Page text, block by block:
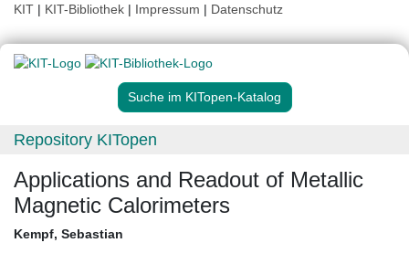
KIT | KIT-Bibliothek | Impressum | Datenschutz
Suche im KITopen-Katalog
Repository KITopen
Applications and Readout of Metallic
Magnetic Calorimeters
Kempf, Sebastian